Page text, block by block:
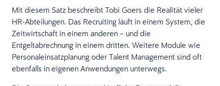
Mit diesem Satz beschreibt Tobi Goers die Realität vieler
HR-Abteilungen. Das Recruiting läuft in einem System, die
Zeitwirtschaft in einem anderen – und die
Entgeltabrechnung in einem dritten. Weitere Module wie
Personaleinsatzplanung oder Talent Management sind oft
ebenfalls in eigenen Anwendungen unterwegs.